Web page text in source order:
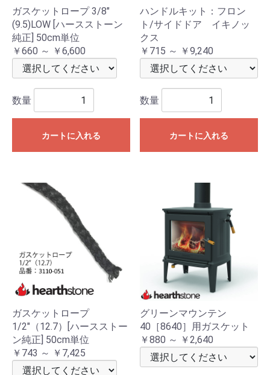
ガスケットロープ 3/8"
(9.5)LOW [ハースストーン
純正] 50cm単位
￥660 ～ ￥6,600
数量
カートに入れる
ハンドルキット：フロン
ト/サイドドア イキノッ
クス
￥715 ～ ￥9,240
数量
カートに入れる
ガスケットロープ
1/2"（12.7）[ハースストー
ン純正] 50cm単位
￥743 ～ ￥7,425
グリーンマウンテン
40［8640］用ガスケット
￥880 ～ ￥2,640